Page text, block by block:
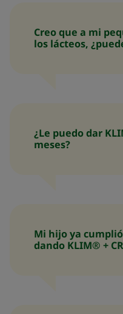
Creo que a mi
los lácteos,
¿Le puedo dar
meses?
Mi hijo ya
dando KLIM® +